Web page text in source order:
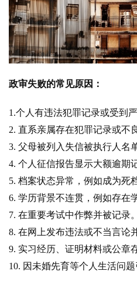
政审失败的常见原因：
1.个人有违法犯罪记录或受到
2. 直系亲属存在犯罪记录或不
3. 父母被列入失信被执行人名单
4. 个人征信报告显示大额逾期
5. 档案状态异常，例如成为死
6. 学历背景不连贯，例如存在
7. 在重要考试中作弊并被记录。
8. 在网上发布违法或不当言论
9. 实习经历、证明材料或公章
10. 因未婚先育等个人生活问